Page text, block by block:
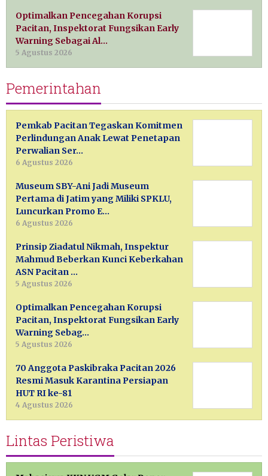
Optimalkan Pencegahan Korupsi
Pacitan, Inspektorat Fungsikan Early
Warning Sebagai Al…
5 Agustus 2026
Pemerintahan
Pemkab Pacitan Tegaskan Komitmen
Perlindungan Anak Lewat Penetapan
Perwalian Ser…
6 Agustus 2026
Museum SBY-Ani Jadi Museum
Pertama di Jatim yang Miliki SPKLU,
Luncurkan Promo E…
6 Agustus 2026
Prinsip Ziadatul Nikmah, Inspektur
Mahmud Beberkan Kunci Keberkahan
ASN Pacitan …
5 Agustus 2026
Optimalkan Pencegahan Korupsi
Pacitan, Inspektorat Fungsikan Early
Warning Sebag…
5 Agustus 2026
70 Anggota Paskibraka Pacitan 2026
Resmi Masuk Karantina Persiapan
HUT RI ke-81
4 Agustus 2026
Lintas Peristiwa